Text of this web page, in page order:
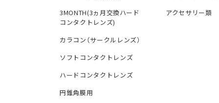
3MONTH(3ヵ月交換ハード
コンタクトレンズ)
カラコン（サークルレンズ）
ソフトコンタクトレンズ
ハードコンタクトレンズ
円錐角膜用
アクセサリー類